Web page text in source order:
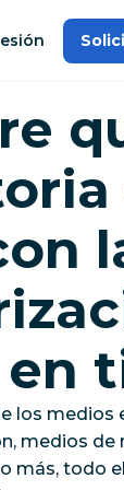
los medios
medios de
más, todo